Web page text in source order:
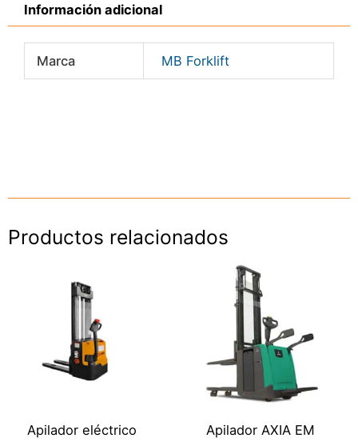
Información adicional
Marca MB Forklift
Productos relacionados
Apilador eléctrico
Apilador AXIA EM